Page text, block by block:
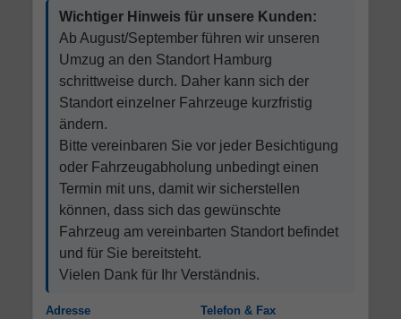
Wichtiger Hinweis für unsere Kunden:
Ab August/September führen wir unseren
Umzug an den Standort Hamburg
schrittweise durch. Daher kann sich der
Standort einzelner Fahrzeuge kurzfristig
ändern.
Bitte vereinbaren Sie vor jeder Besichtigung
oder Fahrzeugabholung unbedingt einen
Termin mit uns, damit wir sicherstellen
können, dass sich das gewünschte
Fahrzeug am vereinbarten Standort befindet
und für Sie bereitsteht.
Vielen Dank für Ihr Verständnis.
Adresse Telefon & Fax